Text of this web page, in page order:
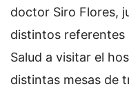
doctor Siro Flores,
distintos referentes
Salud a visitar el
distintas mesas de